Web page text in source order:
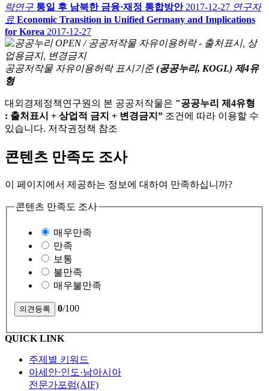
략연구 통일 후 남북한 금융·재정 통합방안 2017-12-27 연구자
료 Economic Transition in Unified Germany and Implications
for Korea 2017-12-27
공공저작물 자유이용허락 표시기준 (공공누리, KOGL) 제4유
형
대외경제정책연구원의 본 공공저작물은 "공공누리 제4유형
: 출처표시 + 상업적 금지 + 변경금지” 조건에 따라 이용할 수
있습니다. 저작권정책 참조
콘텐츠 만족도 조사
이 페이지에서 제공하는 정보에 대하여 만족하십니까?
콘텐츠 만족도 조사
매우만족
만족
보통
불만족
매우불만족
0/100
QUICK LINK
주제별 키워드
아세안·인도·남아시아
전문가포럼(AIF)